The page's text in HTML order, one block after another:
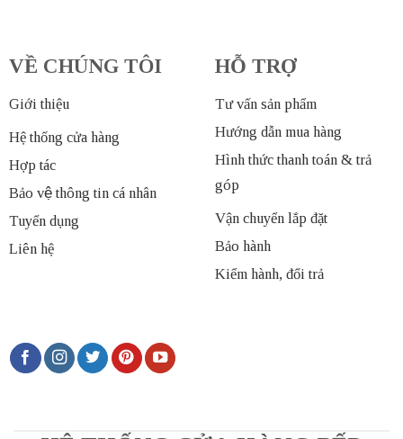
VỀ CHÚNG TÔI
Giới thiệu
Hệ thống cửa hàng
Hợp tác
Bảo vệ thông tin cá nhân
Tuyển dụng
Liên hệ
HỖ TRỢ
Tư vấn sản phẩm
Hướng dẫn mua hàng
Hình thức thanh toán & trả
góp
Vận chuyển lắp đặt
Bảo hành
Kiểm hành, đổi trả